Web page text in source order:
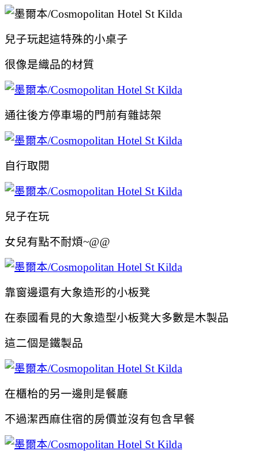
兒子玩起這特殊的小桌子
很像是織品的材質
通往後方停車場的門前有雜誌架
自行取閱
兒子在玩
女兒有點不耐煩~@@
靠窗邊還有大象造形的小板凳
在泰國看見的大象造型小板凳大多數是木製品
這二個是鐵製品
在櫃枱的另一邊則是餐廳
不過潔西麻住宿的房價並沒有包含早餐